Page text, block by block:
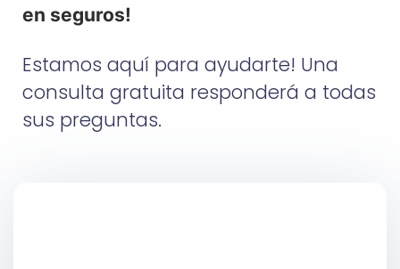
en seguros!
Estamos aquí para ayudarte! Una
consulta gratuita responderá a todas
sus preguntas.